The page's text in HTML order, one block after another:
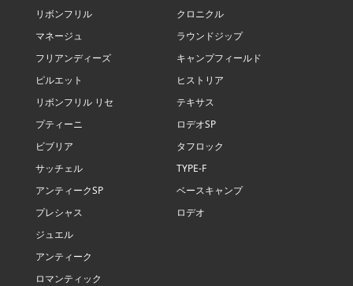
リボンフリル
マネージュ
フリアンディーズ
ピルエット
リボンフリル リセ
プティーニ
ビブリア
サッチェル
アンティークSP
プレシャス
ジュエル
アンティーク
ロマンティック
クロニクル
ラウンドジップ
キャンプフィールド
ヒストリア
テキサス
ロデオSP
タフロック
TYPE-F
ベースキャンプ
ロデオ